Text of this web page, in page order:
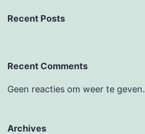
Recent Posts
Recent Comments
Geen reacties om weer te geven.
Archives